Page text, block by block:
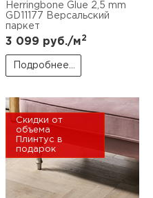
Herringbone Glue 2,5 mm
GD11177 Версальский
паркет
3 099 руб./м2
Подробнее...
Скидки от
объема
Плинтус в
подарок